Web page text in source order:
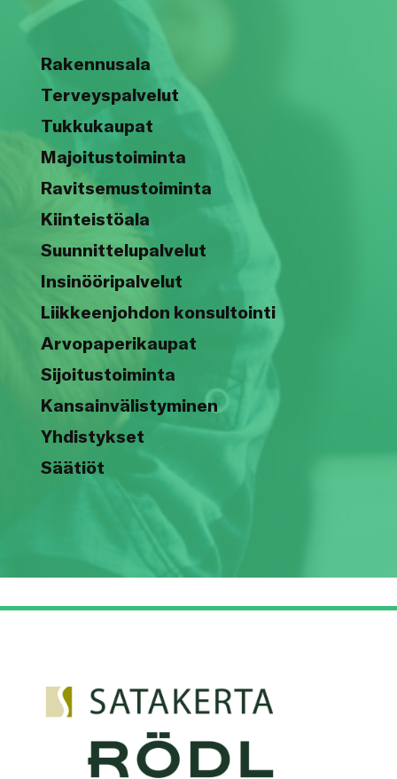
Rakennusala
Terveyspalvelut
Tukkukaupat
Majoitustoiminta
Ravitsemustoiminta
Kiinteistöala
Suunnittelupalvelut
Insinööripalvelut
Liikkeenjohdon konsultointi
Arvopaperikaupat
Sijoitustoiminta
Kansainvälistyminen
Yhdistykset
Säätiöt